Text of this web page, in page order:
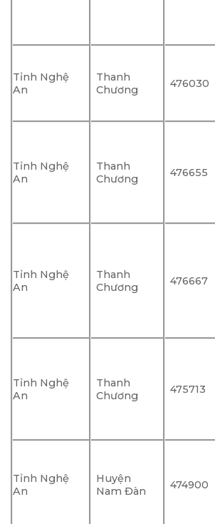
Tỉnh Nghệ
An
Thanh
Chương
476030
Tỉnh Nghệ
An
Thanh
Chương
476655
Tỉnh Nghệ
An
Thanh
Chương
476667
Tỉnh Nghệ
An
Thanh
Chương
475713
Tỉnh Nghệ
An
Huyện
Nam Đàn
474900